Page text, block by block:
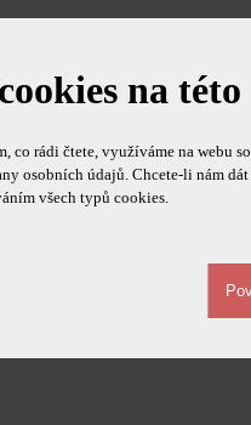
na této
co rádi čtete, využíváme na webu
osobních údajů. Chcete-li nám
všech typů cookies.